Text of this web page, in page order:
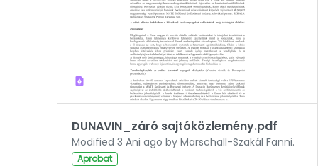
DUNAVIN_záró sajtóközlemény.pdf
Modified 3 Ani ago by Marschall-Szakál Fanni.
Aprobat